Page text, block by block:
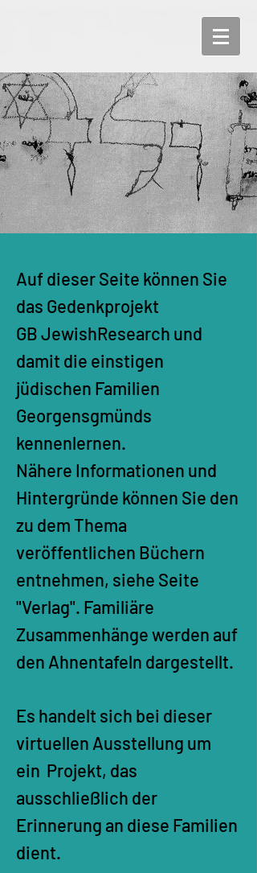
Auf dieser Seite können Sie
das Gedenkprojekt
GB JewishResearch und
damit die einstigen
jüdischen Familien
Georgensgmünds
kennenlernen.
Nähere Informationen und
Hintergründe können Sie den
zu dem Thema
veröffentlichen Büchern
entnehmen, siehe Seite
"Verlag". Familiäre
Zusammenhänge werden auf
den Ahnentafeln dargestellt.
Es handelt sich bei dieser
virtuellen Ausstellung um
ein Projekt, das
ausschließlich der
Erinnerung an diese Familien
dient.